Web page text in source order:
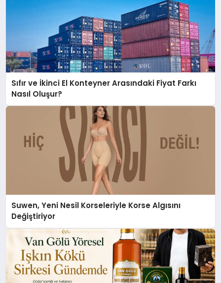
Sıfır ve İkinci El Konteyner Arasındaki Fiyat Farkı
Nasıl Oluşur?
Suwen, Yeni Nesil Korseleriyle Korse Algısını
Değiştiriyor